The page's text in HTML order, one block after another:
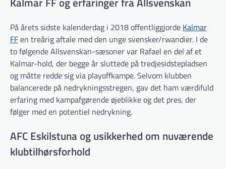
På årets sidste kalenderdag i 2018 offentliggjorde Kalmar
FFen treårig aftale med den unge svensker/rwandier. I de
to følgende Allsvenskan-sæsoner var Rafael en del af et
Kalmar-hold, der begge år sluttede på tredjesidstepladsen
og måtte redde sig via playoffkampe. Selvom klubben
balancerede på nedrykningsstregen, gav det ham værdifuld
erfaring med kampafgørende øjeblikke og det pres, der
følger med en potentiel nedrykning.
AFC Eskilstuna og usikkerhed om nuværende
klubtilhørsforhold